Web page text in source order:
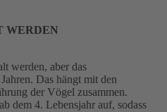
WERDEN
werden, aber das
Das hängt mit den
der Vögel zusammen.
dem 4. Lebensjahr auf, sodass